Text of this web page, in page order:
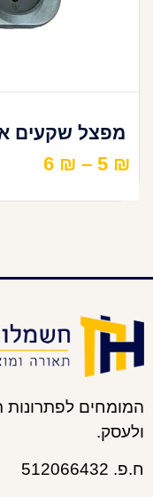
מפצל שקעים
5 ₪
–
6 ₪
המומחים
ולעסק.
ח.פ. 512066432